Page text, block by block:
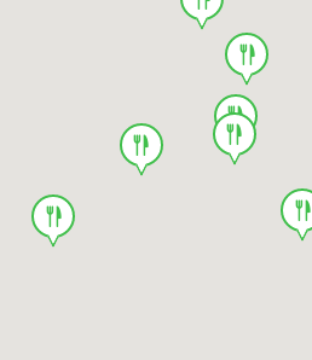
food
food
food
food
food